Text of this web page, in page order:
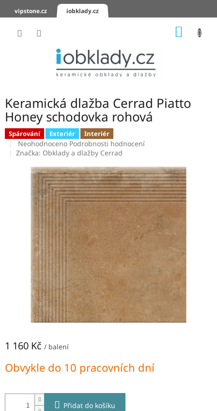
vipstone.cz iobklady.cz
KERAMICKÉ
OBKLADY
KERAMICKÉ
DLAŽBY
SCHODOVKY
KERAMICKÉ
PARAPETY
NEJLEVNĚJŠÍ
OBKLADY
OBKLADŮ
DLAŽEB
prodejna
Značky
Přihlášení
Keramická dlažba Cerrad Piatto
Honey schodovka rohová
Spárování Exteriér Interiér
Průměrné
hodnocení
hvězdiček.
Neohodnoceno Podrobnosti hodnocení
Značka: Obklady a dlažby Cerrad
1 160 Kč / balení
cena:
Obvykle do 10 pracovních dní
Přidat do košíku